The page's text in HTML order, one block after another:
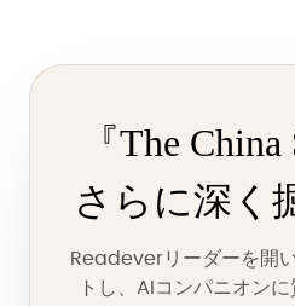
『The
さらに深く
Readeverリーダーを開
トし、AIコンパニオン